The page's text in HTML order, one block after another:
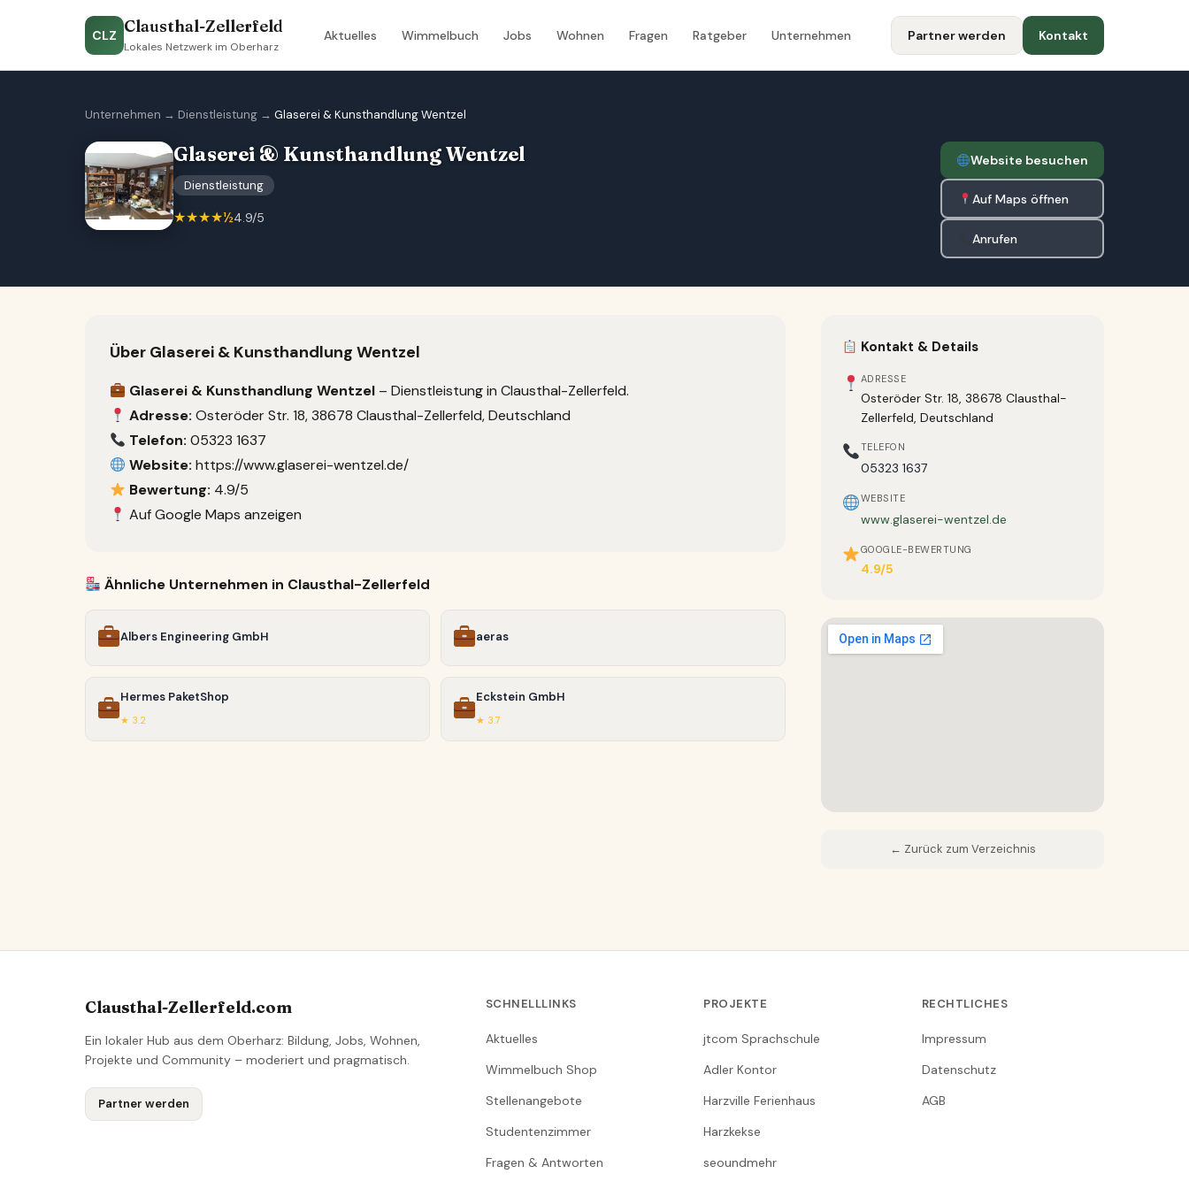
CLZ Clausthal-Zellerfeld
Lokales Netzwerk im Oberharz
Aktuelles Wimmelbuch Jobs Wohnen Fragen Ratgeber Unternehmen Partner werden Kontakt
Unternehmen → Dienstleistung → Glaserei & Kunsthandlung Wentzel
Glaserei & Kunsthandlung Wentzel
Dienstleistung
★★★★½4.9/5
Website besuchen
Auf Maps öffnen
Anrufen
Über Glaserei & Kunsthandlung Wentzel
Glaserei & Kunsthandlung Wentzel – Dienstleistung in Clausthal-Zellerfeld.
Adresse: Osteröder Str. 18, 38678 Clausthal-Zellerfeld, Deutschland
Telefon: 05323 1637
Website: https://www.glaserei-wentzel.de/
Bewertung: 4.9/5
Auf Google Maps anzeigen
Ähnliche Unternehmen in Clausthal-Zellerfeld
Albers Engineering GmbH aeras
Hermes PaketShop
★ 3.2
Eckstein GmbH
★ 3.7
Kontakt & Details
ADRESSE
Osteröder Str. 18, 38678 Clausthal-
Zellerfeld, Deutschland
TELEFON
05323 1637
WEBSITE
www.glaserei-wentzel.de
GOOGLE-BEWERTUNG
4.9/5
← Zurück zum Verzeichnis
Clausthal-Zellerfeld.com
Ein lokaler Hub aus dem Oberharz: Bildung, Jobs, Wohnen,
Projekte und Community – moderiert und pragmatisch.
Partner werden
SCHNELLLINKS
Aktuelles
Wimmelbuch Shop
Stellenangebote
Studentenzimmer
Fragen & Antworten
PROJEKTE
jtcom Sprachschule
Adler Kontor
Harzville Ferienhaus
Harzkekse
seoundmehr
RECHTLICHES
Impressum
Datenschutz
AGB